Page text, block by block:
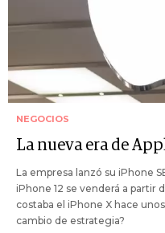
NEGOCIOS
La nueva era de
La empresa lanzó su iPhone
iPhone 12 se venderá a partir
costaba el iPhone X hace
cambio de estrategia?